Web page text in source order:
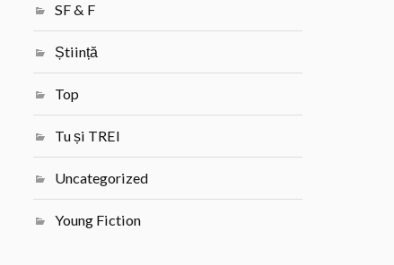
SF & F
Știință
Top
Tu și TREI
Uncategorized
Young Fiction